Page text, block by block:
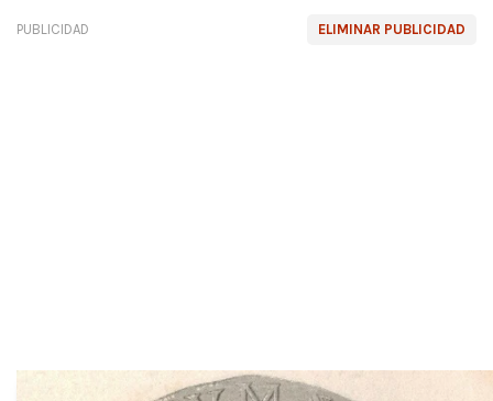
ELIMINAR PUBLICIDAD
PUBLICIDAD